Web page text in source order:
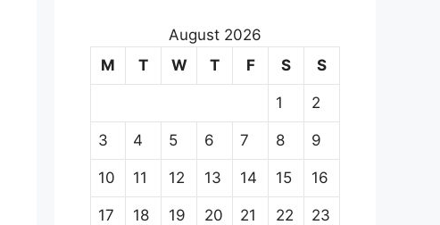
August 2026
M
T W T F S S
1 2
3 4 5 6 7 8 9
10 11 12 13 14 15 16
17 18 19 20 21 22 23